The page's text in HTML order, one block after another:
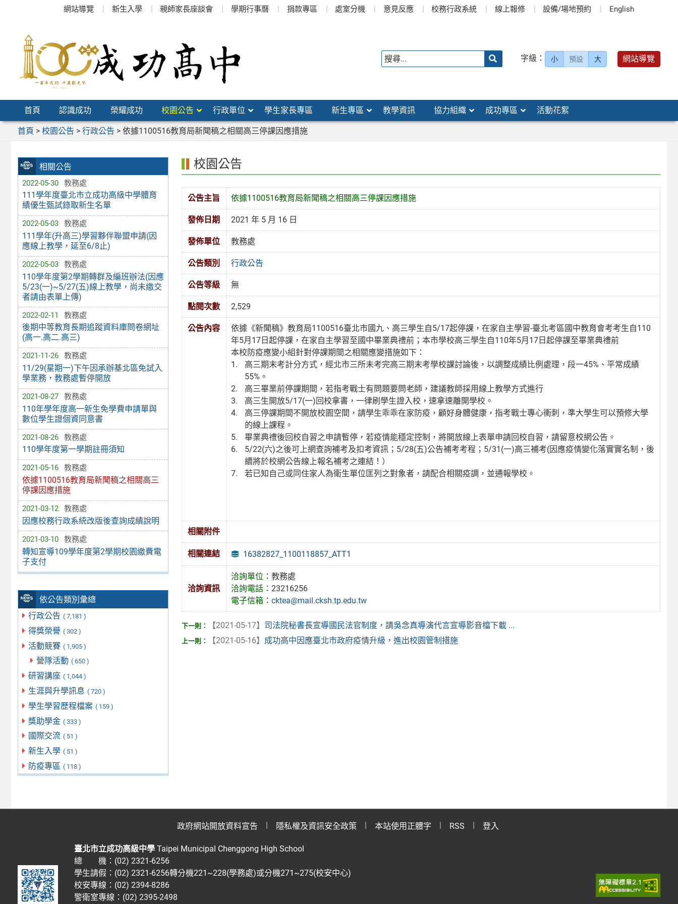
網站導覽 新生入學 親師家長座談會 學期行事曆 捐款專區 處室分機 意見反應 校務行政系統 線上報修 設備/場地預約 English
字級： 小 預設 大 網站導覽
首頁 認識成功 榮耀成功 校園公告 行政單位 學生家長專區 新生專區 教學資訊 協力組織 成功專區 活動花絮
首頁 > 校園公告 > 行政公告 > 依據1100516教育局新聞稿之相關高三停課因應措施
相關公告
2022-05-30 教務處
111學年度臺北市立成功高級中學體育
績優生甄試錄取新生名單
2022-05-03 教務處
111學年(升高三)學習夥伴聯盟申請(因
應線上教學，延至6/8止)
2022-05-03 教務處
110學年度第2學期轉群及編班辦法(因應
5/23(一)~5/27(五)線上教學，尚未繳交
者請由表單上傳)
2022-02-11 教務處
後期中等教育長期追蹤資料庫問卷網址
(高一.高二.高三)
2021-11-26 教務處
11/29(星期一)下午因承辦基北區免試入
學業務，教務處暫停開放
2021-08-27 教務處
110年學年度高一新生免學費申請單與
數位學生證個資同意書
2021-08-26 教務處
110學年度第一學期註冊須知
2021-05-16 教務處
依據1100516教育局新聞稿之相關高三
停課因應措施
2021-03-12 教務處
因應校務行政系統改版後查詢成績說明
2021-03-10 教務處
轉知宣導109學年度第2學期校園繳費電
子支付
依公告類別彙總
行政公告 ( 7,181 )
得獎榮譽 ( 302 )
活動競賽 ( 1,905 )
營隊活動 ( 650 )
研習講座 ( 1,044 )
生涯與升學訊息 ( 720 )
學生學習歷程檔案 ( 159 )
獎助學金 ( 333 )
國際交流 ( 51 )
新生入學 ( 51 )
防疫專區 ( 118 )
校園公告
公告主旨 依據1100516教育局新聞稿之相關高三停課因應措施
發佈日期 2021 年 5 月 16 日
發佈單位 教務處
公告類別 行政公告
公告等級 無
點閱次數 2,529
公告內容
依據《新聞稿》教育局1100516臺北市國九、高三學生自5/17起停課，在家自主學習-臺北考區國中教育會考考生自110
年5月17日起停課，在家自主學習至國中畢業典禮前；本市學校高三學生自110年5月17日起停課至畢業典禮前
本校防疫應變小組針對停課期間之相關應變措施如下：
高三期末考計分方式，經北市三所未考完高三期末考學校課討論後，以調整成績比例處理，段一45%、平常成績
55%。
高三畢業前停課期間，若指考戰士有問題要問老師，建議教師採用線上教學方式進行
高三生開放5/17(一)回校拿書，一律刷學生證入校，速拿速離開學校。
高三停課期間不開放校園空間，請學生乖乖在家防疫，顧好身體健康，指考戰士專心衝刺，準大學生可以預修大學
的線上課程。
畢業典禮後回校自習之申請暫停，若疫情能穩定控制，將開放線上表單申請回校自習，請留意校網公告。
5/22(六)之後可上網查詢補考及扣考資訊；5/28(五)公告補考考程；5/31(一)高三補考(因應疫情變化落實實名制，後
續將於校網公告線上報名補考之連結！）
若已知自己或同住家人為衛生單位匡列之對象者，請配合相關疫調，並通報學校。
相關附件
相關連結 16382827_1100118857_ATT1
洽詢資訊
洽詢單位：教務處
洽詢電話：23216256
電子信箱：cktea@mail.cksh.tp.edu.tw
【2021-05-17】 司法院秘書長宣導國民法官制度，請吳念真導演代言宣導影音檔下載 ...
【2021-05-16】 成功高中因應臺北市政府疫情升級，進出校園管制措施
政府網站開放資料宣告 隱私權及資訊安全政策 本站使用正體字 RSS 登入
臺北市立成功高級中學Taipei Municipal Chenggong High School
總 機：(02) 2321-6256
學生請假：(02) 2321-6256轉分機221~228(學務處)或分機271~275(校安中心)
校安專線：(02) 2394-8286
警衛室專線：(02) 2395-2498